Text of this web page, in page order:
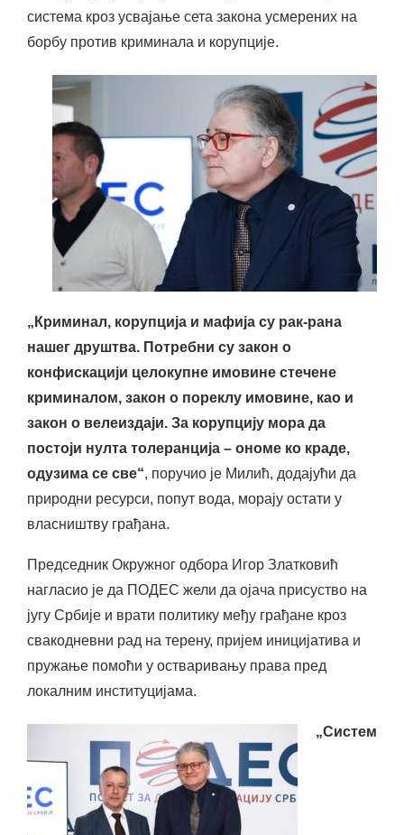
система кроз усвајање сета закона усмерених на
борбу против криминала и корупције.
„Криминал, корупција и мафија су рак-рана
нашег друштва. Потребни су закон о
конфискацији целокупне имовине стечене
криминалом, закон о пореклу имовине, као и
закон о велеиздаји. За корупцију мора да
постоји нулта толеранција – ономе ко краде,
одузима се све“, поручио је Милић, додајући да
природни ресурси, попут вода, морају остати у
власништву грађана.
Председник Окружног одбора Игор Златковић
нагласио је да ПОДЕС жели да ојача присуство на
југу Србије и врати политику међу грађане кроз
свакодневни рад на терену, пријем иницијатива и
пружање помоћи у остваривању права пред
локалним институцијама.
„Систем